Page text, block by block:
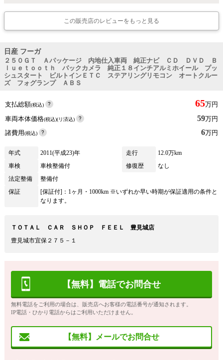
この販売店のレビューをもっと見る
日産 フーガ
２５０ＧＴ Ａパッケージ 内地仕入車両 純正ナビ ＣＤ ＤＶＤ Ｂ
ｌｕｅｔｏｏｔｈ バックカメラ 純正１８インチアルミホイール プッ
シュスタート ビルトインＥＴＣ ステアリングリモコン オートクルー
ズ フォグランプ ＡＢＳ
支払総額(税込) 65万円
車両本体価格(税込)(リ済込) 59万円
諸費用(税込) 6万円
年式 2011(平成23)年 走行
12.0万km
車検
車検整備付 修復歴
なし
法定整備
整備付
保証
[保証付]：1ヶ月・1000km ※いずれか早い時期が保証適用の条件と
なります。
ＴＯＴＡＬ ＣＡＲ ＳＨＯＰ ＦＥＥＬ 豊見城店
豊見城市宜保２７５－１
【無料】電話でお問合せ
無料電話をご利用の場合は、販売店へお客様の電話番号が通知されます。
IP電話・ひかり電話からはご利用いただけません。
【無料】メールでお問合せ